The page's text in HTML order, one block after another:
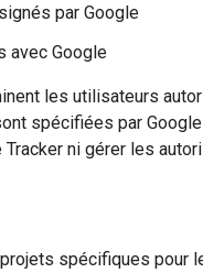
par Google
avec Google
les utilisateurs
spécifiées par
ni gérer les
spécifiques pour